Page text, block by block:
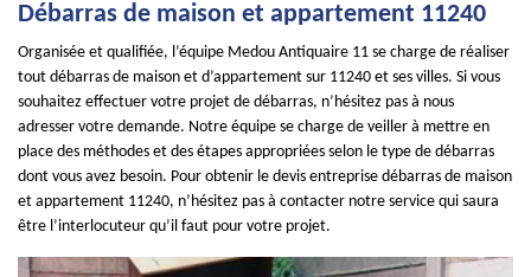
Débarras de maison et appartement 11240
Organisée et qualifiée, l’équipe Medou Antiquaire 11 se charge de réaliser
tout débarras de maison et d’appartement sur 11240 et ses villes. Si vous
souhaitez effectuer votre projet de débarras, n’hésitez pas à nous
adresser votre demande. Notre équipe se charge de veiller à mettre en
place des méthodes et des étapes appropriées selon le type de débarras
dont vous avez besoin. Pour obtenir le devis entreprise débarras de maison
et appartement 11240, n’hésitez pas à contacter notre service qui saura
être l’interlocuteur qu’il faut pour votre projet.